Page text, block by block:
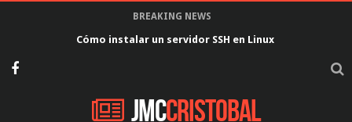
BREAKING NEWS
Cómo instalar un servidor SSH en Linux
JMCCristobal